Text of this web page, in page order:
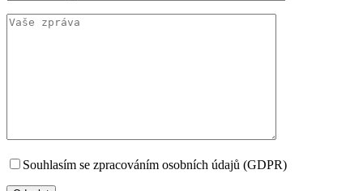
Souhlasím se zpracováním osobních údajů (GDPR)